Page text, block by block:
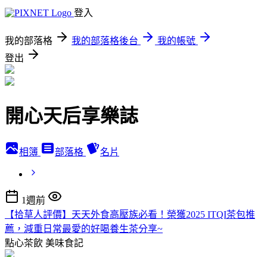
登入
我的部落格 我的部落格後台
我的帳號
登出
開心天后享樂誌
相簿 部落格 名片
1週前
【拾草人評價】天天外食高壓族必看！榮獲2025 ITQI茶包推
薦，減重日常最愛的好喝養生茶分享~
點心茶飲 美味食記